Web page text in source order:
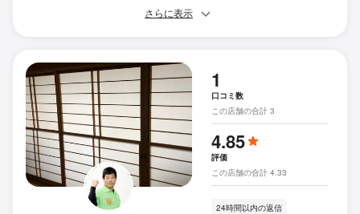
さらに表示
1
口コミ数
この店舗の合計 3
4.85
評価
この店舗の合計 4.33
24時間以内の返信